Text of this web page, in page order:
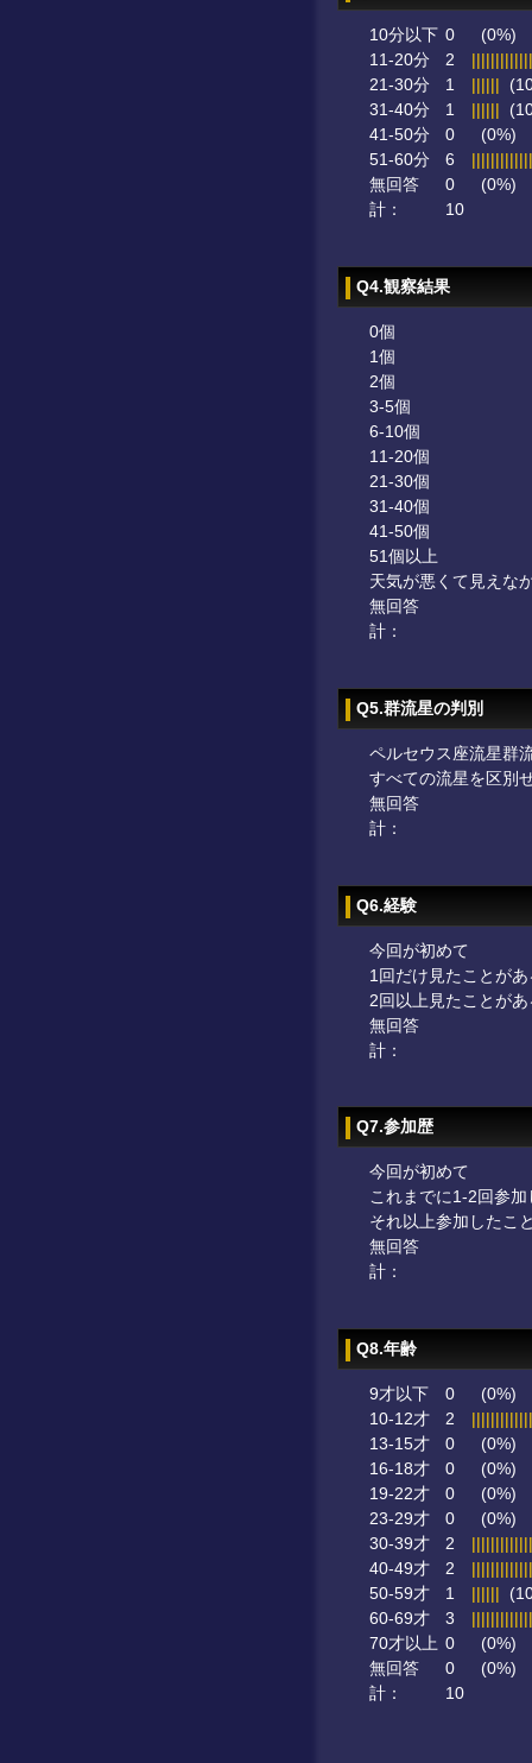
10分以下 0
(0%)
11-20分
2
|||||||||||||
21-30分
1 ||||||
31-40分
1 ||||||
41-50分
0
(0%)
51-60分
6
無回答
0
(0%)
計：
10
Q4.観察結果
0個
1個
2個
3-5個
6-10個
11-20個
21-30個
31-40個
41-50個
51個以上
天気が悪くて見えな
無回答
計：
Q5.群流星の判別
ペルセウス座流星群
すべての流星を区別
無回答
計：
Q6.経験
今回が初めて
1回だけ見たことがあ
2回以上見たことがあ
無回答
計：
Q7.参加歴
今回が初めて
これまでに1-2回参
それ以上参加したこ
無回答
計：
Q8.年齢
9才以下 0
(0%)
10-12才
2
|||||||||||||
13-15才
0
(0%)
16-18才
0
(0%)
19-22才
0
(0%)
23-29才
0
(0%)
30-39才
2
|||||||||||||
40-49才
2
|||||||||||||
50-59才
1 ||||||
60-69才
3
70才以上 0
(0%)
無回答
0
(0%)
計：
10